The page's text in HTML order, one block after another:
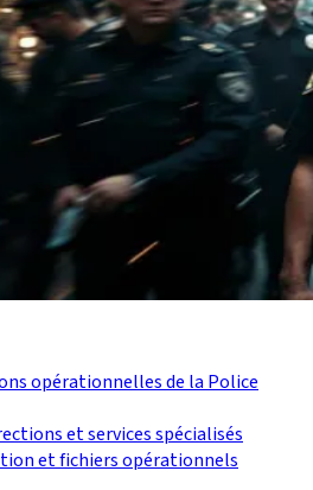
opérationnelles de la Police
et services spécialisés
et fichiers opérationnels